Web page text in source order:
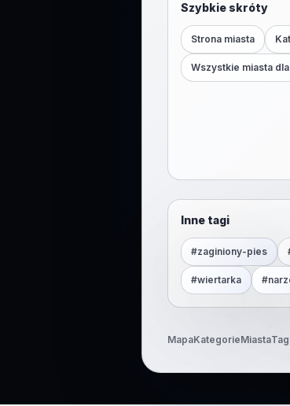
Szybkie skróty
Strona miasta
Wszystkie miasta
Inne tagi
#zaginiony-pies
#wiertarka #
MapaKategorieMiasta